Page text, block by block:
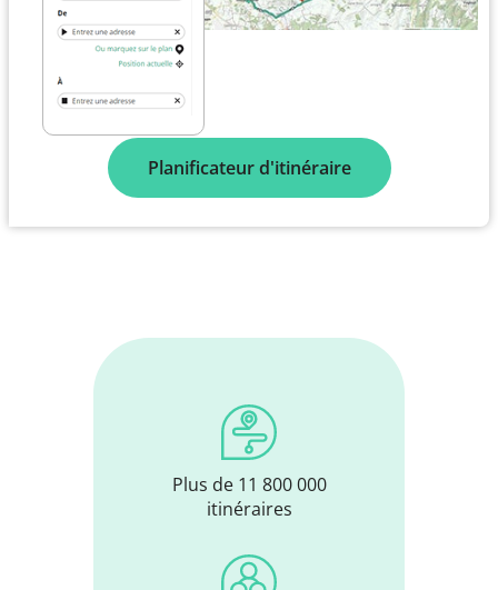
Planificateur d'itinéraire
Plus de 11 800 000
itinéraires